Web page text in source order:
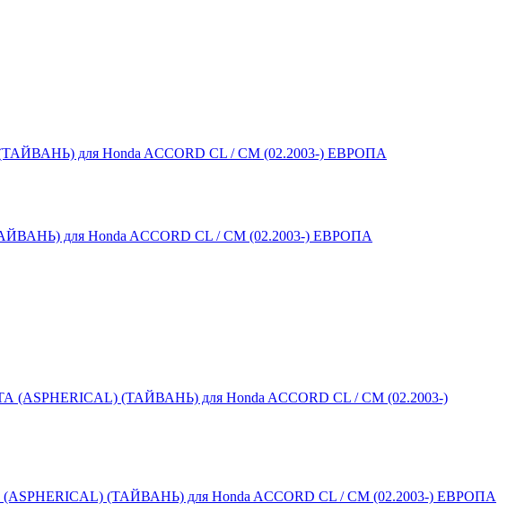
для Honda ACCORD CL / CM (02.2003-) ЕВРОПА
(ТАЙВАНЬ) для Honda ACCORD CL / CM (02.2003-) ЕВРОПА